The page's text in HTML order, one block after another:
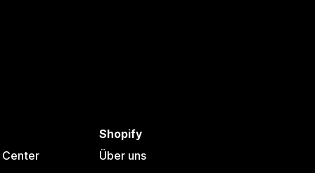
Shopify
Über uns